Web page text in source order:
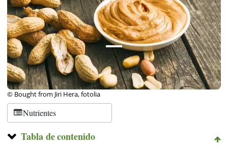
© Bought from Jiri Hera, fotolia
Nutrientes
Tabla de contenido